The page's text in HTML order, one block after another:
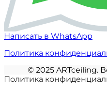
Написать в WhatsApp
Политика
©️ 2025 ARTceiling.
Политика